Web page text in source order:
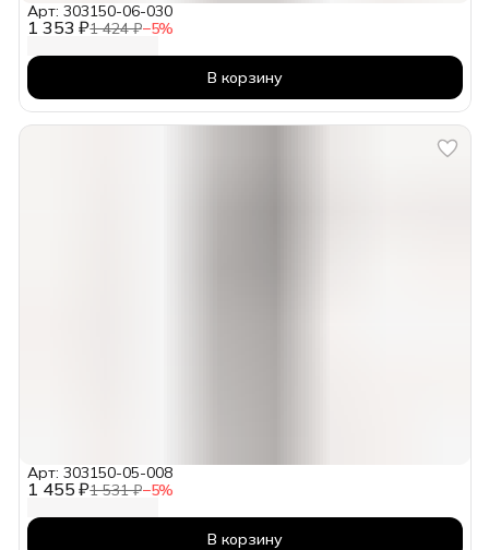
1 353 ₽1 424 ₽−5%
Арт: 303150-06-030
В корзину
1 455 ₽1 531 ₽−5%
Арт: 303150-05-008
В корзину